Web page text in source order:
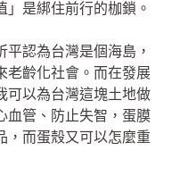
是綁住前行的枷鎖。
平認為台灣是個海島，
老齡化社會。而在發展
可以為台灣這塊土地做
血管、防止失智，蛋膜
，而蛋殼又可以怎麼重